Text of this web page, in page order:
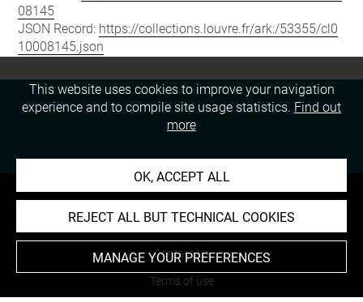
08145
JSON Record: https://collections.louvre.fr/ark:/53355/cl0
10008145.json
About
Contact Us
Terms of use
This website uses cookies to improve your navigation
experience and to compile site usage statistics. Find out
more
OK, ACCEPT ALL
REJECT ALL BUT TECHNICAL COOKIES
MANAGE YOUR PREFERENCES